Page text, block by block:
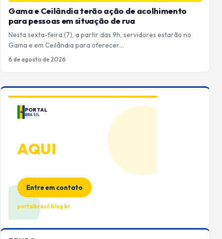
Gama e Ceilândia terão ação de acolhimento
para pessoas em situação de rua
Nesta sexta-feira (7), a partir das 9h, servidores estarão no
Gama e em Ceilândia para oferecer…
6 de agosto de 2026
PORTAL
BRASIL
AQUI
Entre em contato
portalbrasil.blog.br